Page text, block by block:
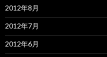
2012年8月
2012年7月
2012年6月